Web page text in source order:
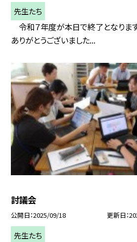
先生たち
令和７年度が本日で終了となりま
ありがとうございました...
討議会
公開日 2025/09/18 更新日
先生たち